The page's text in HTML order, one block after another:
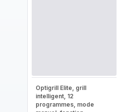
Optigrill Elite, grill
intelligent, 12
programmes, mode